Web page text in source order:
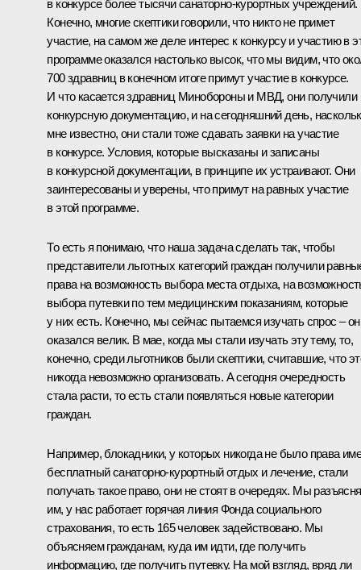
в конкурсе более тысячи санаторно-курортных учреждений.
Конечно, многие скептики говорили, что никто не примет
участие, на самом же деле интерес к конкурсу и участию в
программе оказался настолько высок, что мы видим, что
700 здравниц в конечном итоге примут участие в конкурсе.
И что касается здравниц Минобороны и МВД, они получили
конкурсную документацию, и на сегодняшний день,
мне известно, они стали тоже сдавать заявки на участие
в конкурсе. Условия, которые высказаны и записаны
в конкурсной документации, в принципе их устраивают. Они
заинтересованы и уверены, что примут на равных участие
в этой программе.
То есть я понимаю, что наша задача сделать так, чтобы
представители льготных категорий граждан получили
права на возможность выбора места отдыха, на
выбора путевки по тем медицинским показаниям, которые
у них есть. Конечно, мы сейчас пытаемся изучать спрос – он
оказался велик. В мае, когда мы стали изучать эту тему, то,
конечно, среди льготников были скептики, считавшие, что
никогда невозможно организовать. А сегодня очередность
стала расти, то есть стали появляться новые категории
граждан.
Например, блокадники, у которых никогда не было права
бесплатный санаторно-курортный отдых и лечение, стали
получать такое право, они не стоят в очередях. Мы
им, у нас работает горячая линия Фонда социального
страхования, то есть 165 человек задействовано. Мы
объясняем гражданам, куда им идти, где получить
информацию, где получить путевку. На мой взгляд, вряд ли